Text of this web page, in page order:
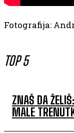
Fotografija:
TOP 5
ZNAŠ DA
MALE